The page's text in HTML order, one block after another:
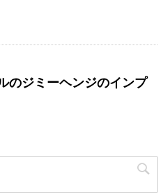
のジミーヘンジのインプ